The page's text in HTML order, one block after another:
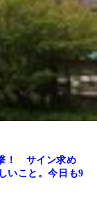
！ サイン求め
いこと。今日も9